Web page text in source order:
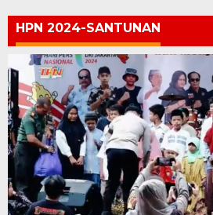
HPN 2024-SANTUNAN